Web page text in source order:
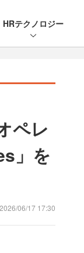
HRテクノロジー
ペレ
」を
2026/06/17 17:30